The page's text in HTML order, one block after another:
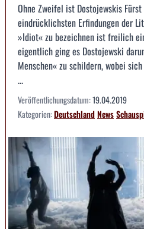
Ohne Zweifel ist Dostojewskis
eindrücklichsten Erfindungen der
»Idiot« zu bezeichnen ist freilich
eigentlich ging es Dostojewski
Menschen« zu schildern, wobei
...
Veröffentlichungsdatum:19.04.2019
Kategorien:DeutschlandNews